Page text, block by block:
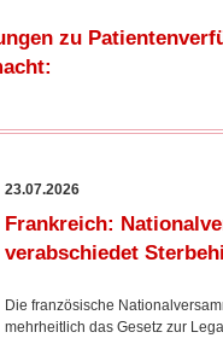
zu
23.07.2026
Frankreich:
verabschiedet
Die französische
mehrheitlich das Gesetz zur